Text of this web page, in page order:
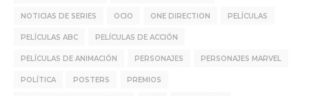
NOTICIAS DE SERIES OCIO ONE DIRECTION PELÍCULAS
PELÍCULAS ABC PELÍCULAS DE ACCIÓN
PELÍCULAS DE ANIMACIÓN PERSONAJES PERSONAJES MARVEL
POLÍTICA POSTERS PREMIOS